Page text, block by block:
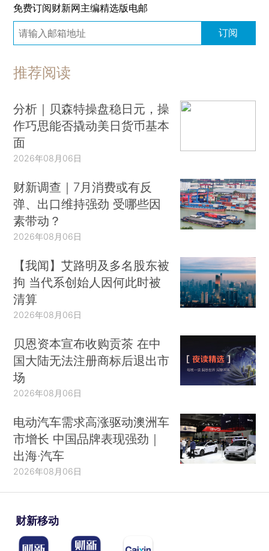
免费订阅财新网主编精选版电邮
订阅
推荐阅读
分析｜贝森特操盘稳日元，操
作巧思能否撬动美日货币基本
面
2026年08月06日
财新调查｜7月消费或有反
弹、出口维持强劲 受哪些因
素带动？
2026年08月06日
【我闻】艾路明及多名股东被
拘 当代系创始人因何此时被
清算
2026年08月06日
贝恩资本宣布收购贡茶 在中
国大陆无法注册商标后退出市
场
2026年08月06日
电动汽车需求高涨驱动澳洲车
市增长 中国品牌表现强劲｜
出海·汽车
2026年08月06日
财新移动